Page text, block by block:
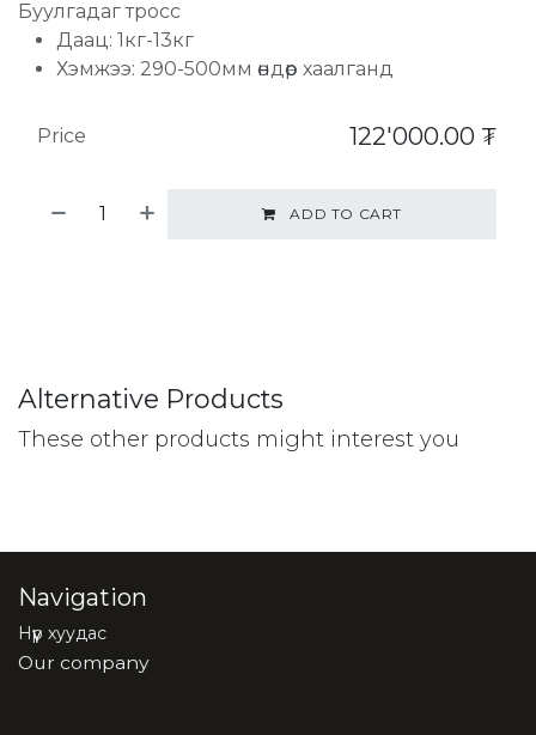
Буулгадаг тросс
Даац: 1кг-13кг
Хэмжээ: 290-500мм өндөр хаалганд
ADD TO CART
Price 122'000.00 ₮
Alternative Products
These other products might interest you
Navigation
Нүүр хуудас
Our company